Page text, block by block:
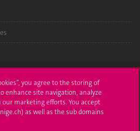
you agree to the storing of
enhance site navigation, analyze
our marketing efforts. You accept
as well as the sub domains